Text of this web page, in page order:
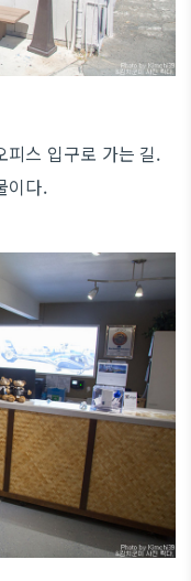
피스 입구로 가는 길.
이다.